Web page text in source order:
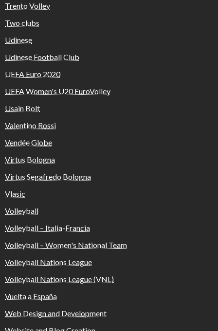
Trento Volley
Two clubs
Udinese
Udinese Football Club
UEFA Euro 2020
UEFA Women's U20 EuroVolley
Usain Bolt
Valentino Rossi
Vendée Globe
Virtus Bologna
Virtus Segafredo Bologna
Vlasic
Volleyball
Volleyball – Italia-Francia
Volleyball – Women's National Team
Volleyball Nations League
Volleyball Nations League (VNL)
Vuelta a España
Web Design and Development